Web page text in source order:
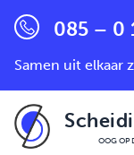
085 – 0
Samen uit elkaar
OOG OP